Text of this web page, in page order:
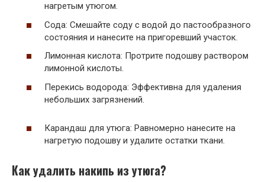
нагретым утюгом.
Сода: Смешайте соду с водой до пастообразного
состояния и нанесите на пригоревший участок.
Лимонная кислота: Протрите подошву раствором
лимонной кислоты.
Перекись водорода: Эффективна для удаления
небольших загрязнений.
Карандаш для утюга: Равномерно нанесите на
нагретую подошву и удалите остатки ткани.
Как удалить накипь из утюга?